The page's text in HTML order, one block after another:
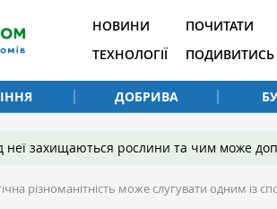
НОВИНИ
ТЕХНОЛОГІЇ
ПОЧИТАТИ
ПОДИВИТИСЬ
ДОБРИВА
неї захищаються рослини та чим може
різноманітність може слугувати одним із